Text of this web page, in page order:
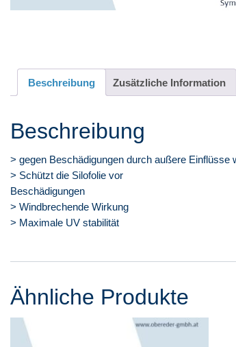
Beschreibung Zusätzliche Information
Beschreibung
> gegen Beschädigungen durch außere Einflüsse
> Schützt die Silofolie vor
Beschädigungen
> Windbrechende Wirkung
> Maximale UV stabilität
Ähnliche Produkte